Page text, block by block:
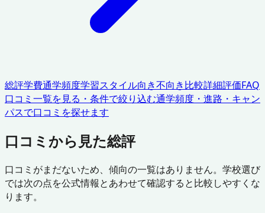
総評学費通学頻度学習スタイル向き不向き比較詳細評価FAQ
口コミ一覧を見る・条件で絞り込む通学頻度・進路・キャン
パスで口コミを探せます
口コミから見た総評
口コミがまだないため、傾向の一覧はありません。学校選び
では次の点を公式情報とあわせて確認すると比較しやすくな
ります。